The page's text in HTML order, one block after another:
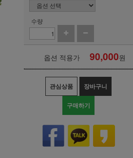
수량
옵션 적용가 90,000원
관심상품 장바구니
구매하기